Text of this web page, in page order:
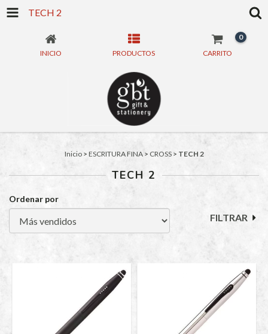
TECH 2
INICIO PRODUCTOS CARRITO
0
Inicio > ESCRITURA FINA > CROSS > TECH 2
TECH 2
Ordenar por
FILTRAR